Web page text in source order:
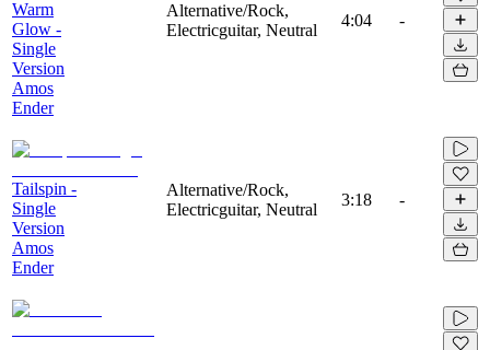
Warm
Glow -
Single
Version
Amos
Ender
Alternative/Rock,
Electricguitar, Neutral
4:04 -
Tailspin -
Single
Version
Amos
Ender
Alternative/Rock,
Electricguitar, Neutral
3:18 -